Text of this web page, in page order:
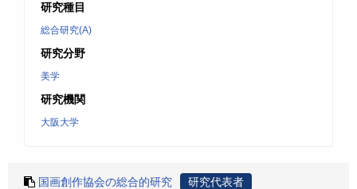
研究種目
総合研究(A)
研究分野
美学
研究機関
大阪大学
国画創作協会の総合的研究 研究代表者